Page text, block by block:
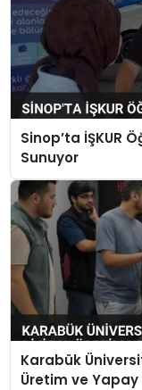
Sinop’ta İŞKUR
Sunuyor
Karabük
Üretim ve